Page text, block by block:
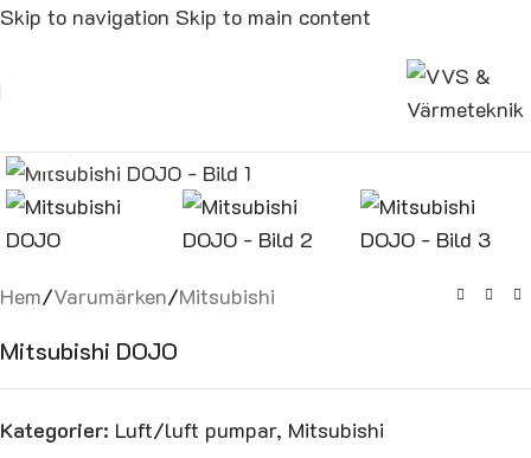
Skip to navigation Skip to main content
Hem/Varumärken/Mitsubishi
Mitsubishi DOJO
Kategorier: Luft/luft pumpar, Mitsubishi